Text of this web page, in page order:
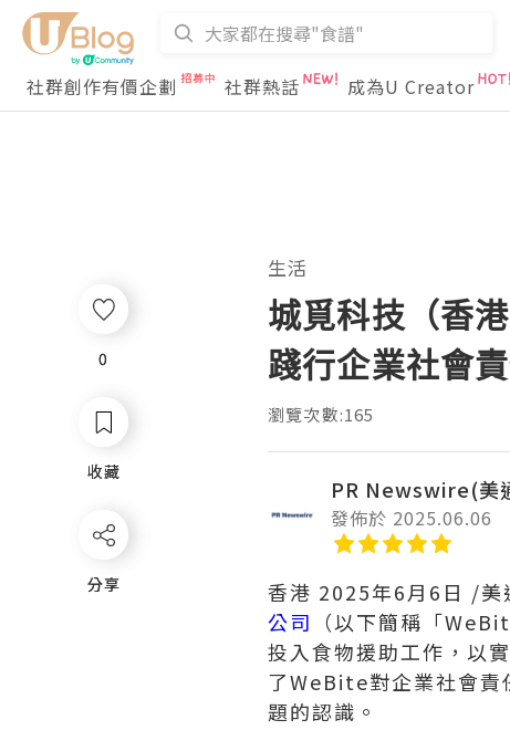
社群創作有價企劃
社群熱話 成為U Creator
0
收藏
分享
生活
城覓科技（香
踐行企業社會
瀏覽次數:165
PR Newswire(美
發佈於 2025.06.06
香港 2025年6月6日 /美
公司 （以下簡稱「
投入食物援助工作，以
了WeBite對企業社會責
題的認識。
0
收藏
分享